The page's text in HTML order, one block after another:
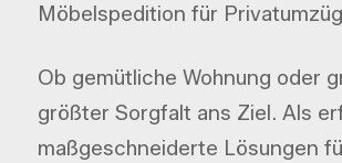
Möbelspedition für
Ob gemütliche Wohnung oder
größter Sorgfalt ans Ziel. Als
maßgeschneiderte Lösungen